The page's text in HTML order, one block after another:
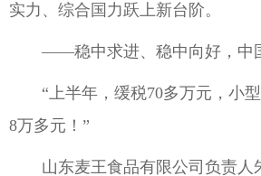
实力、综合国力跃上新台阶。
——稳中求进、稳中向好，中国
“上半年，缓税70多万元，小型
8万多元！”
山东麦王食品有限公司负责人